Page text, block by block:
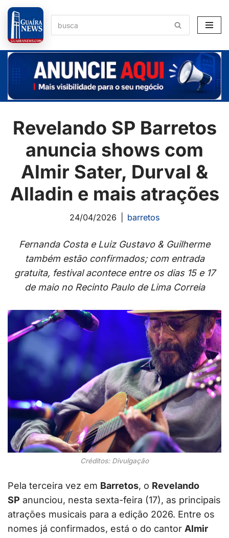
Pular
para
o
conteúdo
Revelando SP Barretos
anuncia shows com
Almir Sater, Durval &
Alladin e mais atrações
24/04/2026 barretos
Fernanda Costa e Luiz Gustavo & Guilherme
também estão confirmados; com entrada
gratuita, festival acontece entre os dias 15 e 17
de maio no Recinto Paulo de Lima Correia
Créditos: Divulgação
Pela terceira vez em Barretos, o Revelando
SP anunciou, nesta sexta-feira (17), as principais
atrações musicais para a edição 2026. Entre os
nomes já confirmados, está o do cantor Almir